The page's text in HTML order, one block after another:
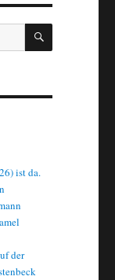
SUCHEN
ist da.
der